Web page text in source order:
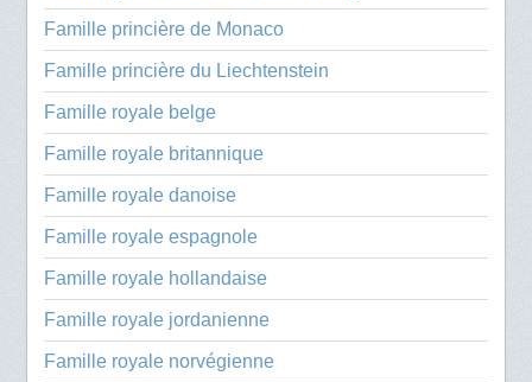
Famille princière de Monaco
Famille princière du Liechtenstein
Famille royale belge
Famille royale britannique
Famille royale danoise
Famille royale espagnole
Famille royale hollandaise
Famille royale jordanienne
Famille royale norvégienne